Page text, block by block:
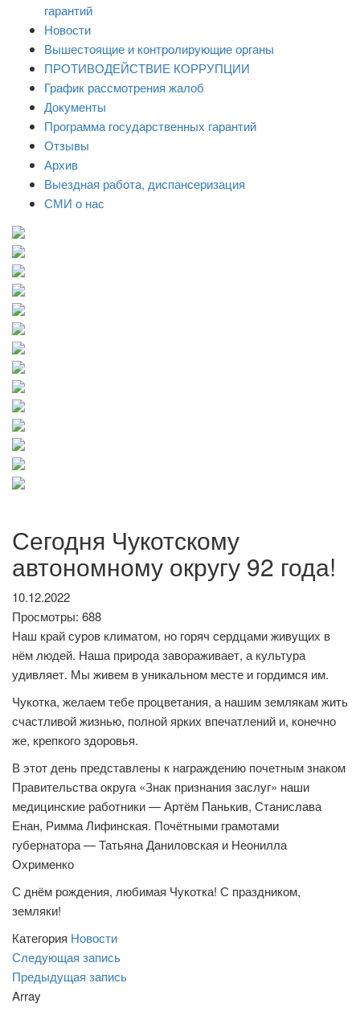
гарантий
Новости
Вышестоящие и контролирующие органы
ПРОТИВОДЕЙСТВИЕ КОРРУПЦИИ
График рассмотрения жалоб
Документы
Программа государственных гарантий
Отзывы
Архив
Выездная работа, диспансеризация
СМИ о нас
Сегодня Чукотскому
автономному округу 92 года!
10.12.2022
Просмотры: 688
Наш край суров климатом, но горяч сердцами живущих в
нём людей. Наша природа завораживает, а культура
удивляет. Мы живем в уникальном месте и гордимся им.
Чукотка, желаем тебе процветания, а нашим землякам жить
счастливой жизнью, полной ярких впечатлений и, конечно
же, крепкого здоровья.
В этот день представлены к награждению почетным знаком
Правительства округа «Знак признания заслуг» наши
медицинские работники — Артём Панькив, Станислава
Енан, Римма Лифинская. Почётными грамотами
губернатора — Татьяна Даниловская и Неонилла
Охрименко
С днём рождения, любимая Чукотка! С праздником,
земляки!
Категория Новости
Навигация
по
записям
Следующая записьСледующая
запись
Предыдущая записьПредыдущая
Array